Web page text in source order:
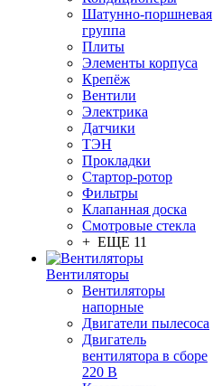
Шатунно-поршневая
группа
Плиты
Элементы корпуса
Крепёж
Вентили
Электрика
Датчики
ТЭН
Прокладки
Стартор-ротор
Фильтры
Клапанная доска
Смотровые стекла
+ ЕЩЕ 11
Вентиляторы
Вентиляторы
напорные
Двигатели пылесоса
Двигатель
вентилятора в сборе
220 В